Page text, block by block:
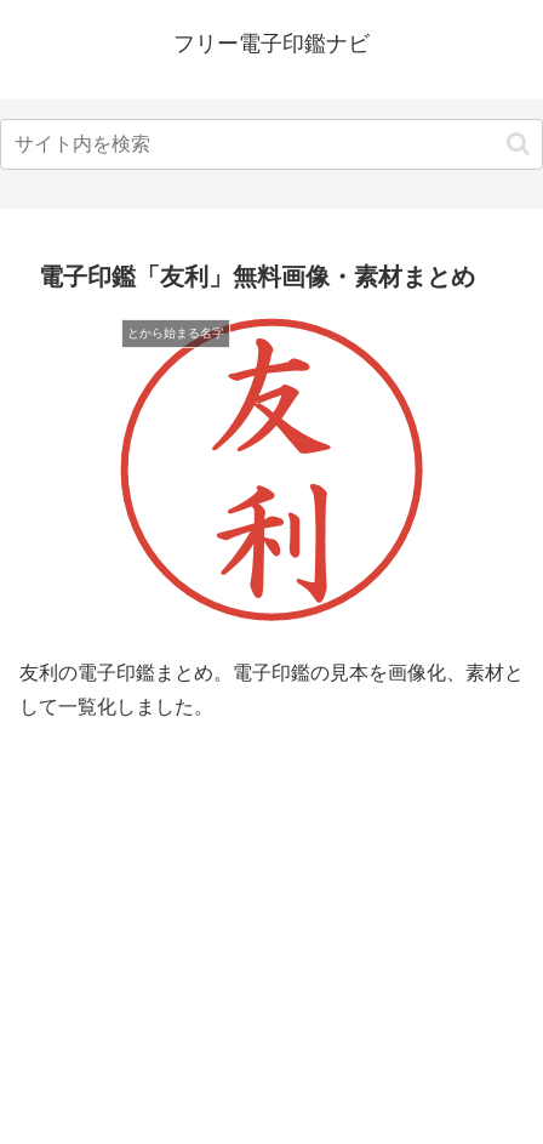
フリー電子印鑑ナビ
電子印鑑「友利」無料画像・素材まとめ
とから始まる名字
友利の電子印鑑まとめ。電子印鑑の見本を画像化、素材と
して一覧化しました。